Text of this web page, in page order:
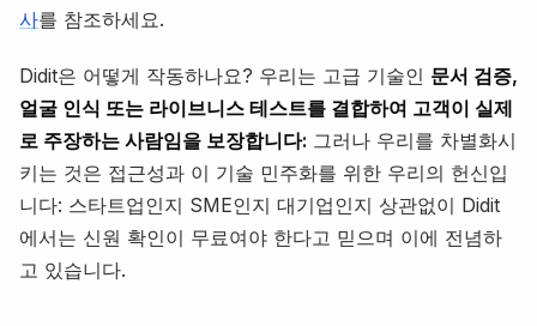
사를 참조하세요.
Didit은 어떻게 작동하나요? 우리는 고급 기술인 문서 검증,
얼굴 인식 또는 라이브니스 테스트를 결합하여 고객이 실제
로 주장하는 사람임을 보장합니다: 그러나 우리를 차별화시
키는 것은 접근성과 이 기술 민주화를 위한 우리의 헌신입
니다: 스타트업인지 SME인지 대기업인지 상관없이 Didit
에서는 신원 확인이 무료여야 한다고 믿으며 이에 전념하
고 있습니다.